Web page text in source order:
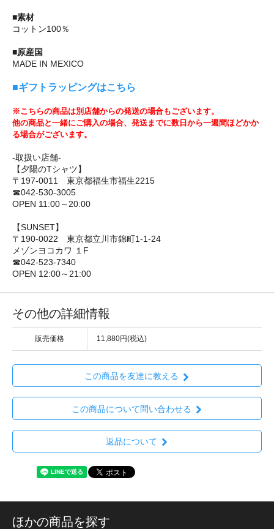
■素材
コットン100％
■原産国
MADE IN MEXICO
■ギフトラッピングはこちら
※こちらの商品は別店舗からの発送の場合もございます。
他の商品と一緒にご購入の場合、発送までに数日から一週間ほどかか
る場合がございます。
-取扱い店舗-
【夕陽のTシャツ】
〒197-0011 東京都福生市福生2215
☎042-530-3005
OPEN 11:00～20:00
【SUNSET】
〒190-0022 東京都立川市錦町1-1-24
メゾンヨコカワ １F
☎042-523-7340
OPEN 12:00～21:00
その他の詳細情報
販売価格 11,880円(税込)
この商品を友達に教える
この商品について問い合わせる
返品について
ほかの商品を探す